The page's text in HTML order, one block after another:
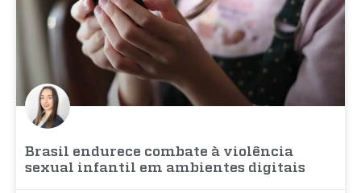
Brasil endurece combate à violência
sexual infantil em ambientes digitais